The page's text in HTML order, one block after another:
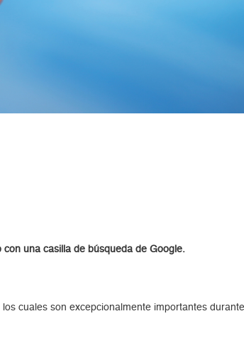
una casilla de búsqueda de Google.
cuales son excepcionalmente importantes